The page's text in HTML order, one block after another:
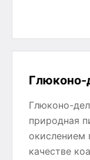
Глюконо-
Глюконо-
природная
окислением
качестве